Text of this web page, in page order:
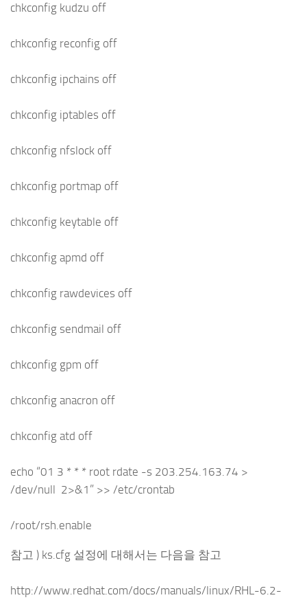
chkconfig kudzu off
chkconfig reconfig off
chkconfig ipchains off
chkconfig iptables off
chkconfig nfslock off
chkconfig portmap off
chkconfig keytable off
chkconfig apmd off
chkconfig rawdevices off
chkconfig sendmail off
chkconfig gpm off
chkconfig anacron off
chkconfig atd off
echo “01 3 * * * root rdate -s 203.254.163.74 >
/dev/null 2>&1” >> /etc/crontab
/root/rsh.enable
참고 ) ks.cfg 설정에 대해서는 다음을 참고
http://www.redhat.com/docs/manuals/linux/RHL-6.2-